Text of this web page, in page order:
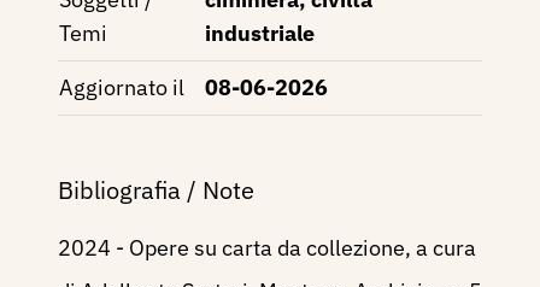
Temi
industriale
Aggiornato il
08-06-2026
Bibliografia / Note
2024 - Opere su carta da collezione, a cura